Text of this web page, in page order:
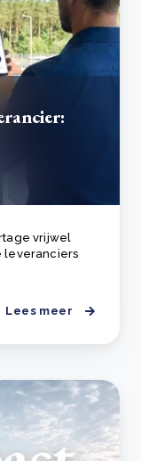
vrijwel
leveranciers
Lees meer